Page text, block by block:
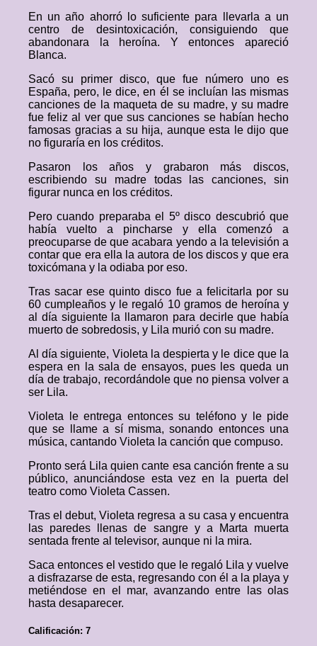
En un año ahorró lo suficiente para llevarla a un
centro de desintoxicación, consiguiendo que
abandonara la heroína. Y entonces apareció
Blanca.
Sacó su primer disco, que fue número uno es
España, pero, le dice, en él se incluían las mismas
canciones de la maqueta de su madre, y su madre
fue feliz al ver que sus canciones se habían hecho
famosas gracias a su hija, aunque esta le dijo que
no figuraría en los créditos.
Pasaron los años y grabaron más discos,
escribiendo su madre todas las canciones, sin
figurar nunca en los créditos.
Pero cuando preparaba el 5º disco descubrió que
había vuelto a pincharse y ella comenzó a
preocuparse de que acabara yendo a la televisión a
contar que era ella la autora de los discos y que era
toxicómana y la odiaba por eso.
Tras sacar ese quinto disco fue a felicitarla por su
60 cumpleaños y le regaló 10 gramos de heroína y
al día siguiente la llamaron para decirle que había
muerto de sobredosis, y Lila murió con su madre.
Al día siguiente, Violeta la despierta y le dice que la
espera en la sala de ensayos, pues les queda un
día de trabajo, recordándole que no piensa volver a
ser Lila.
Violeta le entrega entonces su teléfono y le pide
que se llame a sí misma, sonando entonces una
música, cantando Violeta la canción que compuso.
Pronto será Lila quien cante esa canción frente a su
público, anunciándose esta vez en la puerta del
teatro como Violeta Cassen.
Tras el debut, Violeta regresa a su casa y encuentra
las paredes llenas de sangre y a Marta muerta
sentada frente al televisor, aunque ni la mira.
Saca entonces el vestido que le regaló Lila y vuelve
a disfrazarse de esta, regresando con él a la playa y
metiéndose en el mar, avanzando entre las olas
hasta desaparecer.
Calificación: 7